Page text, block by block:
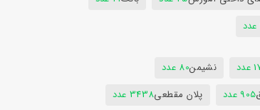
نشیمن80 عدد
905 عدد پلان مقطعی3438 عدد